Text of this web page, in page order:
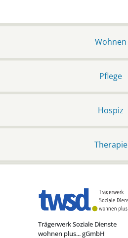
Wohnen
Pflege
Hospiz
Therapie
Trägerwerk Soziale Dienste
wohnen plus... gGmbH